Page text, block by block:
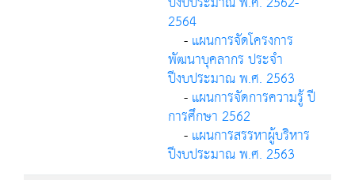
2564
-แผนการจัดโครงการ
พัฒนาบุคลากร ประจำ
ปีงบประมาณ พ.ศ. 2563
-แผนการจัดการความรู้ ปี
การศึกษา 2562
-แผนการสรรหาผู้บริหาร
ปีงบประมาณ พ.ศ. 2563